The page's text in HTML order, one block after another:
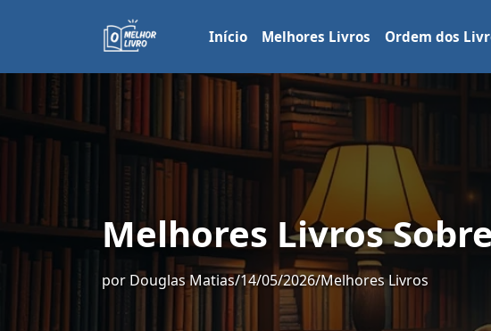
Início Melhores Livros Ordem dos
Melhores Livros
por Douglas Matias/14/05/2026/Melhores Livros